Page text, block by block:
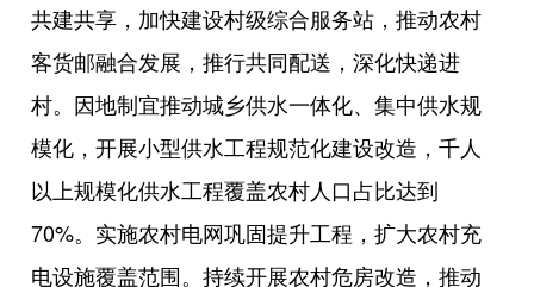
共建共享，加快建设村级综合服务站，推动农村
客货邮融合发展，推行共同配送，深化快递进
村。因地制宜推动城乡供水一体化、集中供水规
模化，开展小型供水工程规范化建设改造，千人
以上规模化供水工程覆盖农村人口占比达到
70%。实施农村电网巩固提升工程，扩大农村充
电设施覆盖范围。持续开展农村危房改造，推动